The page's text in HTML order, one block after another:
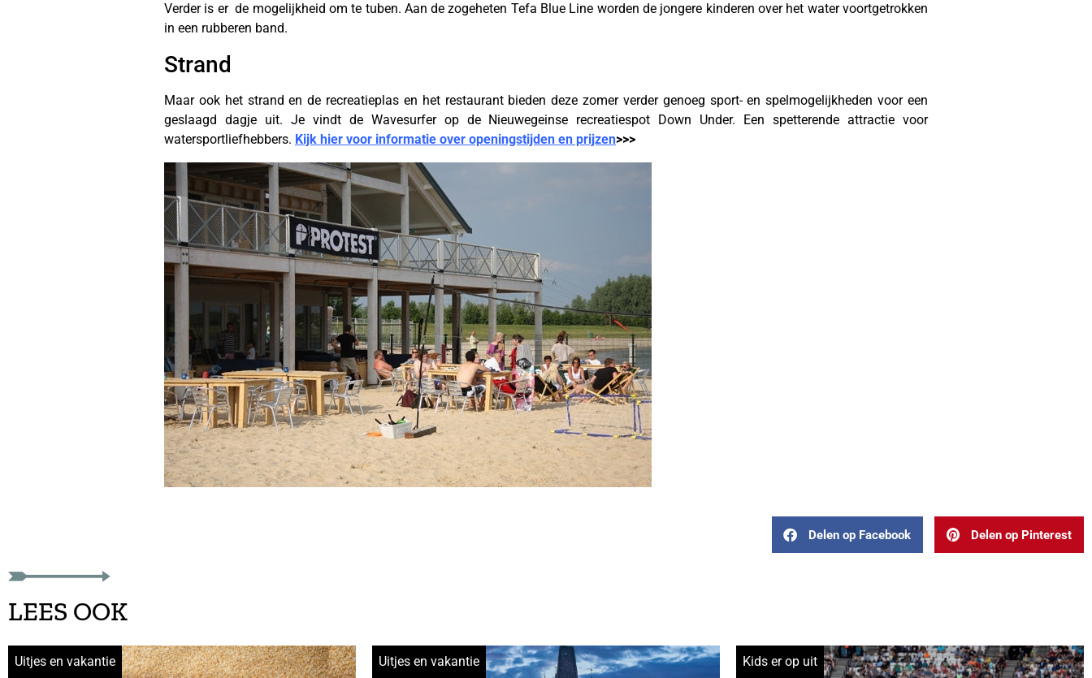
Verder is er de mogelijkheid om te tuben. Aan de zogeheten Tefa Blue Line worden de jongere kinderen over het water voortgetrokken
in een rubberen band.
Strand
Maar ook het strand en de recreatieplas en het restaurant bieden deze zomer verder genoeg sport- en spelmogelijkheden voor een
geslaagd dagje uit. Je vindt de Wavesurfer op de Nieuwegeinse recreatiespot Down Under. Een spetterende attractie voor
watersportliefhebbers. Kijk hier voor informatie over openingstijden en prijzen>>>
Delen op Facebook Delen op Pinterest
LEES OOK
Uitjes en vakantie Uitjes en vakantie Kids er op uit